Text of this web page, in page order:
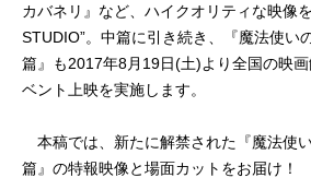
カバネリ』など、ハイクオリティな映像
STUDIO”。中篇に引き続き、『魔法使い
篇』も2017年8月19日(土)より全国の映
ベント上映を実施します。
本稿では、新たに解禁された『魔法使
篇』の特報映像と場面カットをお届け！